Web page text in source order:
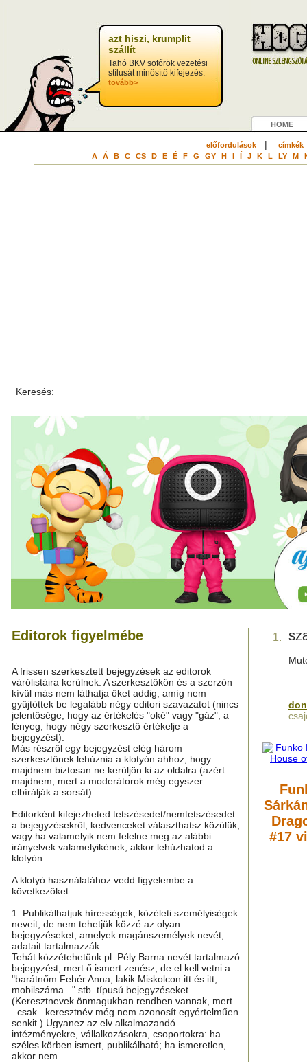
azt hiszi, krumplit
szállít
Tahó BKV sofőrök vezetési
stílusát minősítő kifejezés.
tovább>
HOME
előfordulások| címkék
A Á B C CS D E É F G GY H I Í J K L LY M
Keresés:
Editorok figyelmébe
A frissen szerkesztett bejegyzések az editorok
várólistáira kerülnek. A szerkesztőkön és a szerzőn
kívül más nem láthatja őket addig, amíg nem
gyűjtöttek be legalább négy editori szavazatot (nincs
jelentősége, hogy az értékelés "oké" vagy "gáz", a
lényeg, hogy négy szerkesztő értékelje a
bejegyzést).
Más részről egy bejegyzést elég három
szerkesztőnek lehúznia a klotyón ahhoz, hogy
majdnem biztosan ne kerüljön ki az oldalra (azért
majdnem, mert a moderátorok még egyszer
elbírálják a sorsát).
Editorként kifejezheted tetszésedet/nemtetszésedet
a bejegyzésekről, kedvenceket választhatsz közülük,
vagy ha valamelyik nem felelne meg az alábbi
irányelvek valamelyikének, akkor lehúzhatod a
klotyón.
A klotyó használatához vedd figyelembe a
következőket:
1. Publikálhatjuk hírességek, közéleti személyiségek
neveit, de nem tehetjük közzé az olyan
bejegyzéseket, amelyek magánszemélyek nevét,
adatait tartalmazzák.
Tehát közzétehetünk pl. Pély Barna nevét tartalmazó
bejegyzést, mert ő ismert zenész, de el kell vetni a
"barátnőm Fehér Anna, lakik Miskolcon itt és itt,
mobilszáma..." stb. típusú bejegyzéseket.
(Keresztnevek önmagukban rendben vannak, mert
_csak_ keresztnév még nem azonosít egyértelműen
senkit.) Ugyanez az elv alkalmazandó
intézményekre, vállalkozásokra, csoportokra: ha
széles körben ismert, publikálható; ha ismeretlen,
akkor nem.
1.
#17